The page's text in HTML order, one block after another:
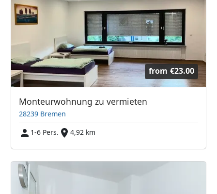
from €23.00
Monteurwohnung zu vermieten
28239 Bremen
1-6 Pers.
4,92 km